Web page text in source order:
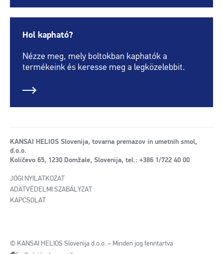
Hol kapható?
Nézze meg, mely boltokban kaphatók a
termékeink és keresse meg a legközelebbit.
KANSAI HELIOS Slovenija, tovarna premazov in umetnih smol,
d.o.o.
Količevo 65, 1230 Domžale, Slovenija, tel.: +386 1/722 40 00
JOGI NYILATKOZAT
ADATVÉDELMI SZABÁLYZAT
KAPCSOLAT
© KANSAI HELIOS Slovenija d.o.o. – Minden jog fenntartva